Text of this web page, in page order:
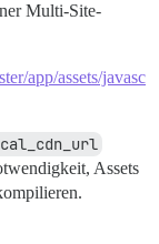
Multi-Site-
app/assets/javasc
Assets